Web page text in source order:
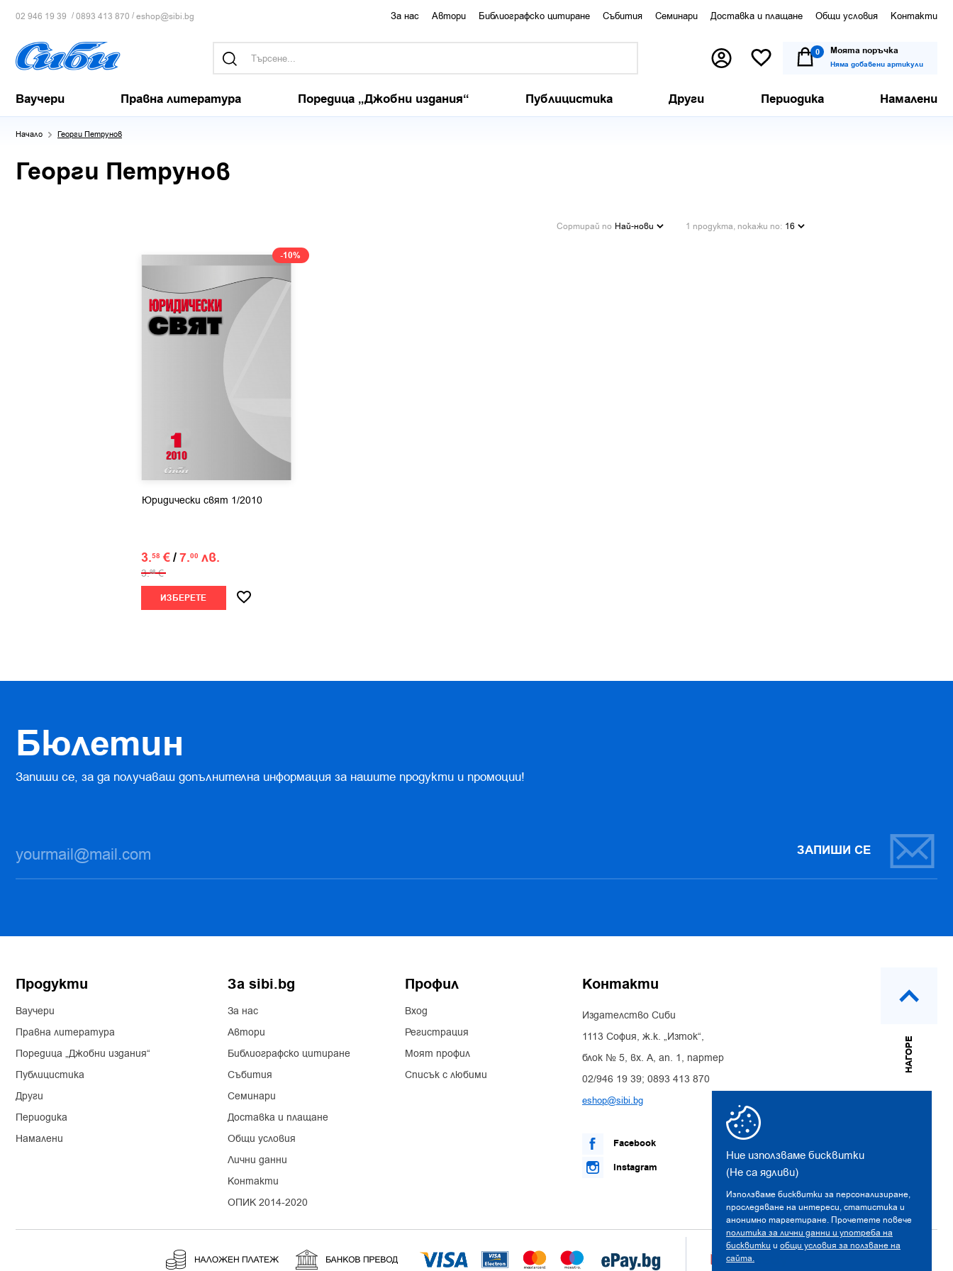
Ние използваме бисквитки
(Не са ядливи)
Използваме бисквитки за персонализиране,
проследяване на интереси, статистика и
анонимно таргетиране. Прочетете повече
политика за лични данни и употреба на
бисквитки и общи условия за ползване на
сайта.
02 946 19 39 /0893 413 870 /eshop@sibi.bg За нас Автори Библиографско цитиране Събития Семинари Доставка и плащане Общи условия Контакти
0 Моята поръчка
Няма добавени артикули
Ваучери Правна литература Поредица „Джобни издания“ Публицистика Други Периодика Намалени
Начало Георги Петрунов
Георги Петрунов
Сортирай по Най-нови 1 продукта, покажи по: 16
-10%
Юридически свят 1/2010
3.58 €/7.00 лв.
3.98 €
ИЗБЕРЕТЕ
Бюлетин
Запиши се, за да получаваш допълнителна информация за нашите продукти и промоции!
ЗАПИШИ СЕ
Продукти
Ваучери
Правна литература
Поредица „Джобни издания“
Публицистика
Други
Периодика
Намалени
За sibi.bg
За нас
Автори
Библиографско цитиране
Събития
Семинари
Доставка и плащане
Общи условия
Лични данни
Контакти
ОПИК 2014-2020
Профил
Вход
Регистрация
Моят профил
Списък с любими
Контакти
Издателство Сиби
1113 София, ж.к. „Изток“,
блок № 5, вх. А, ап. 1, партер
02/946 19 39; 0893 413 870
eshop@sibi.bg
Facebook
Instagram
НАГОРЕ